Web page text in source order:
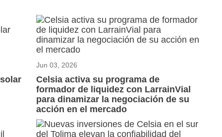
Jun 03, 2026
Celsia activa su programa de
formador de liquidez con LarrainVial
para dinamizar la negociación de su
acción en el mercado